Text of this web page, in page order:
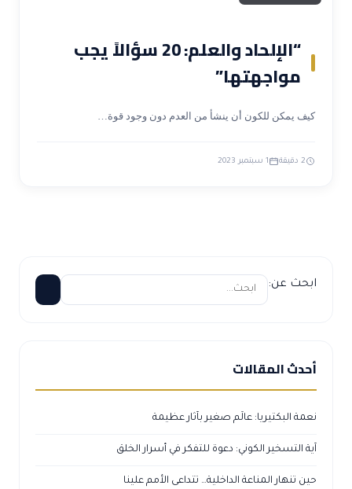
“الإلحاد والعلم: 20 سؤالاً يجب
مواجهتها”
كيف يمكن للكون أن ينشأ من العدم دون وجود قوة…
2 دقيقة 1 سبتمبر 2023
ابحث عن:
أحدث المقالات
نعمة البكتيريا: عالَم صغير بآثار عظيمة
آية التسخير الكوني: دعوة للتفكر في أسرار الخلق
حين تنهار المناعة الداخلية… تتداعى الأمم علينا